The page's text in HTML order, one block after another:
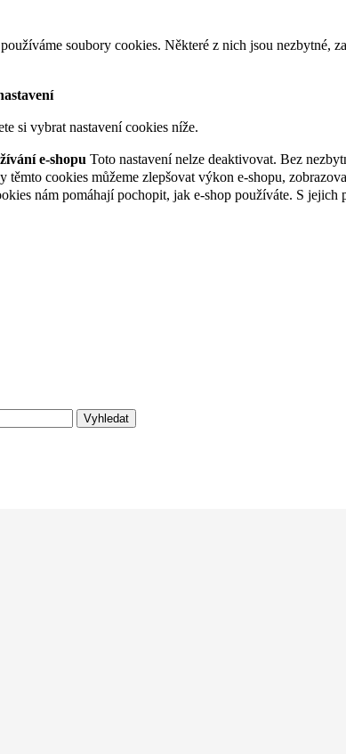
soubory cookies. Některé z nich jsou nezbytné,
si vybrat nastavení cookies níže.
e-shopu Toto nastavení nelze deaktivovat. Bez
těmto cookies můžeme zlepšovat výkon e-shopu,
nám pomáhají pochopit, jak e-shop používáte. S jejich
Vyhledat